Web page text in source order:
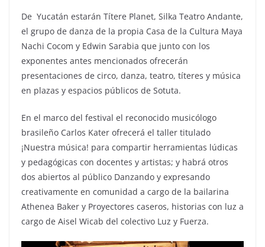
De Yucatán estarán Títere Planet, Silka Teatro Andante,
el grupo de danza de la propia Casa de la Cultura Maya
Nachi Cocom y Edwin Sarabia que junto con los
exponentes antes mencionados ofrecerán
presentaciones de circo, danza, teatro, títeres y música
en plazas y espacios públicos de Sotuta.
En el marco del festival el reconocido musicólogo
brasileño Carlos Kater ofrecerá el taller titulado
¡Nuestra música! para compartir herramientas lúdicas
y pedagógicas con docentes y artistas; y habrá otros
dos abiertos al público Danzando y expresando
creativamente en comunidad a cargo de la bailarina
Athenea Baker y Proyectores caseros, historias con luz a
cargo de Aisel Wicab del colectivo Luz y Fuerza.